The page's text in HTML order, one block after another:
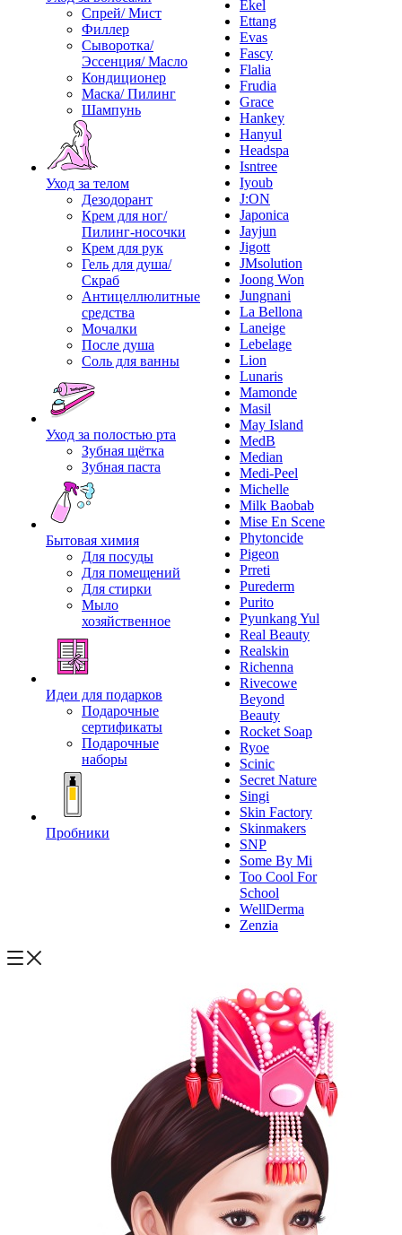
Спрей/ Мист
Филлер
Сыворотка/
Эссенция/ Масло
Кондиционер
Маска/ Пилинг
Шампунь
Уход за телом
Дезодорант
Крем для ног/
Пилинг-носочки
Крем для рук
Гель для душа/
Скраб
Антицеллюлитные
средства
Мочалки
После душа
Соль для ванны
Уход за полостью рта
Зубная щётка
Зубная паста
Бытовая химия
Для посуды
Для помещений
Для стирки
Мыло
хозяйственное
Идеи для подарков
Подарочные
сертификаты
Подарочные
наборы
Пробники
Ekel
Ettang
Evas
Fascy
Flalia
Frudia
Grace
Hankey
Hanyul
Headspa
Isntree
Iyoub
J:ON
Japonica
Jayjun
Jigott
JMsolution
Joong Won
Jungnani
La Bellona
Laneige
Lebelage
Lion
Lunaris
Mamonde
Masil
May Island
MedB
Median
Medi-Peel
Michelle
Milk Baobab
Mise En Scene
Phytoncide
Pigeon
Prreti
Purederm
Purito
Pyunkang Yul
Real Beauty
Realskin
Richenna
Rivecowe
Beyond
Beauty
Rocket Soap
Ryoe
Scinic
Secret Nature
Singi
Skin Factory
Skinmakers
SNP
Some By Mi
Too Cool For
School
WellDerma
Zenzia